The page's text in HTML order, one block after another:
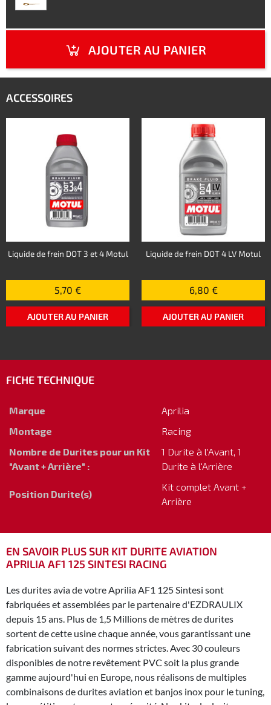
AJOUTER AU PANIER
ACCESSOIRES
Liquide de frein DOT 3 et 4 Motul
5,70 €
AJOUTER AU PANIER
Liquide de frein DOT 4 LV Motul
6,80 €
AJOUTER AU PANIER
FICHE TECHNIQUE
Marque
Aprilia
Montage
Racing
Nombre de Durites pour un Kit
"Avant + Arrière" :
1 Durite à l'Avant, 1
Durite à l'Arrière
Position Durite(s)
Kit complet Avant +
Arrière
EN SAVOIR PLUS SUR KIT DURITE AVIATION
APRILIA AF1 125 SINTESI RACING
Les durites avia de votre Aprilia AF1 125 Sintesi sont
fabriquées et assemblées par le partenaire d'EZDRAULIX
depuis 15 ans. Plus de 1,5 Millions de mètres de durites
sortent de cette usine chaque année, vous garantissant une
fabrication suivant des normes strictes. Avec 30 couleurs
disponibles de notre revêtement PVC soit la plus grande
gamme aujourd'hui en Europe, nous réalisons de multiples
combinaisons de durites aviation et banjos inox pour le tuning,